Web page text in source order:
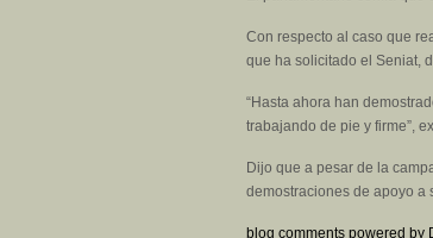
Con respecto al caso que
que ha solicitado el Seniat,
“Hasta ahora han
trabajando de pie y firme”,
Dijo que a pesar de la
demostraciones de apoyo a
blog comments powered by